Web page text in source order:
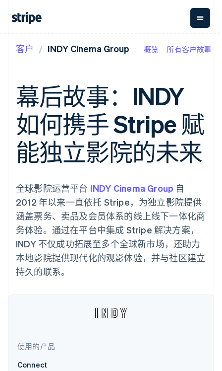
支付
在线支付
Payment links
无代码支付
Checkout
预构建支付界
面
Elements
灵活的 UI 组件
上
Authorization
Boost
支付成功率优
化
Link
加速结账
营收
经常性收入
Metronome
按用量计费
Subscriptions
订阅管理
Invoicing
一次性或定期
账单
税自动化
Revenue
Recognition
会计自动化
Stripe Sigma
自定义报告
Data Pipeline
数据同步
资金管
Global
Payouts
方打款
平台
更多
Atlas
初创企业注册
按企业阶段
按应用场景
智能体商务
加密货币
电子商务
全球化企业
应用内支付
交易市场
资金管理
平台
SaaS
酒店、旅游与休闲
文档
库与 SDK
Stripe Apps
指南
接受线上付款
管理订阅
提供按用量计费
发行稳定币支持的支付卡
通过智能体配置和管理服
务
资源
API 状态
学习
指南
支持
获取支持
托管支持方案
公司
产品路线图
Sessions 年度大会
招聘
资讯中心
Stripe Press
联系销售
客户 INDY Cinema Group 概览 所有客户故事
幕后故事：INDY
如何携手 Stripe 赋
能独立影院的未来
全球影院运营平台 INDY Cinema Group 自
2012 年以来一直依托 Stripe，为独立影院提供
涵盖票务、卖品及会员体系的线上线下一体化商
务体验。通过在平台中集成 Stripe 解决方案，
INDY 不仅成功拓展至多个全球新市场，还助力
本地影院提供现代化的观影体验，并与社区建立
持久的联系。
使用的产品
Connect